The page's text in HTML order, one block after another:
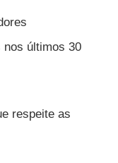
últimos 30
respeite as